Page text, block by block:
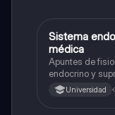
Química
Sistema
médica
Apuntes de fisiología
endocrino y
libros como
Universidad